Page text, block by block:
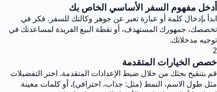
أدخل مفهوم السفر الأساسي الخاص بك
ابدأ بإدخال كلمة أو عبارة تعبر عن جوهر وكالتك للسفر. فكر في
تخصصك، جمهورك المستهدف، أو نقطة البيع الفريدة لمساعدتك في
توجيه مدخلاتك.
2
خصص الخيارات المتقدمة
قم بتنقيح بحثك من خلال ضبط الإعدادات المتقدمة. اختر التفضيلات
مثل طول الاسم، النمط (مثل: جذاب، احترافي)، أو كلمات معينة